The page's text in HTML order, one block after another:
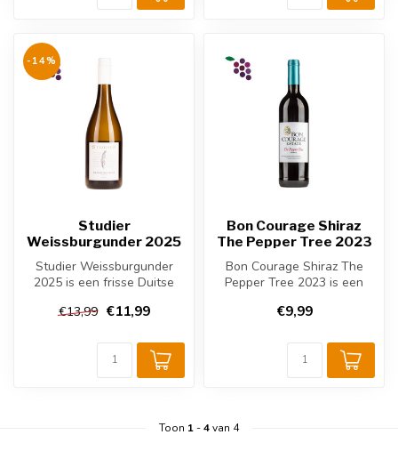
-14%
Studier
Weissburgunder 2025
Studier Weissburgunder
2025 is een frisse Duitse
1...
€13,99 €11,99
Bon Courage Shiraz
The Pepper Tree 2023
Bon Courage Shiraz The
Pepper Tree 2023 is een
rode wij...
€9,99
Toon 1-4van 4